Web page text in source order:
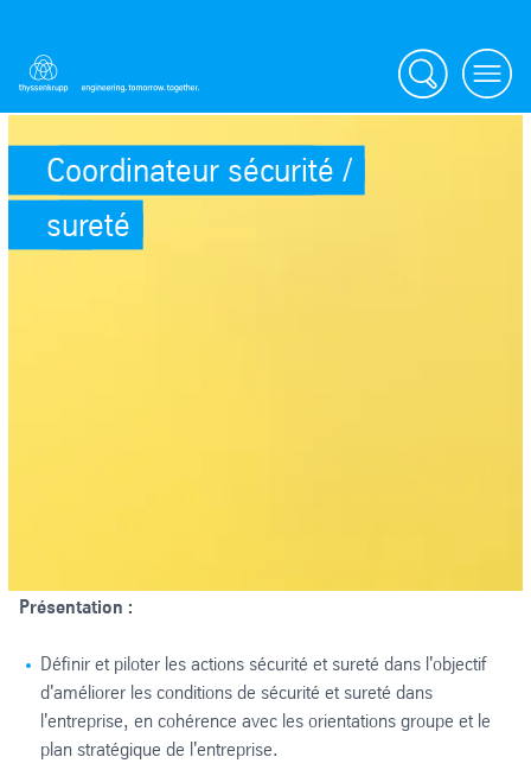
Search Menu
Coordinateur sécurité /
sureté
Présentation :
Définir et piloter les actions sécurité et sureté dans l'objectif
d'améliorer les conditions de sécurité et sureté dans
l'entreprise, en cohérence avec les orientations groupe et le
plan stratégique de l'entreprise.